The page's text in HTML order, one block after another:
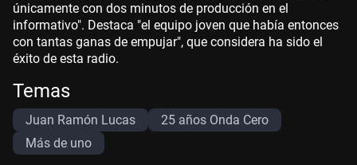
únicamente con dos minutos de producción en el
informativo". Destaca "el equipo joven que había entonces
con tantas ganas de empujar", que considera ha sido el
éxito de esta radio.
Temas
Juan Ramón Lucas
25 años Onda Cero
Más de uno